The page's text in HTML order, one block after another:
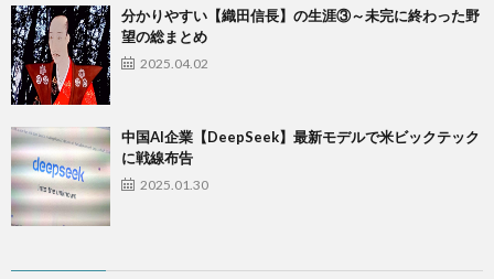
​分かりやすい【織田信長】の生涯③～未完に終わった野
望の総まとめ
2025.04.02
中国AI企業【DeepSeek】最新モデルで米ビックテック
に戦線布告
2025.01.30